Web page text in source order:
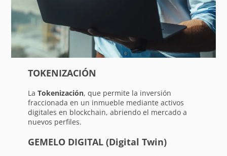
TOKENIZACIÓN
La Tokenización, que permite la inversión
fraccionada en un inmueble mediante activos
digitales en blockchain, abriendo el mercado a
nuevos perfiles.
GEMELO DIGITAL (Digital Twin)